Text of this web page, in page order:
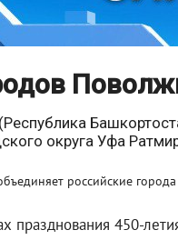
округа Уфа
празднования 450-